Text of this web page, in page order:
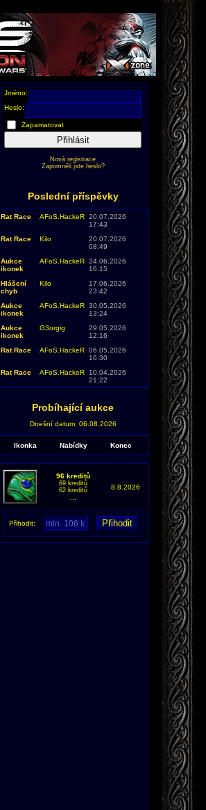
Jméno:
Heslo:
Zapamatovat
Přihlásit
Nová registrace
Zapomněli jste heslo?
Poslední příspěvky
Rat Race AFoS.HackeR 20.07.2026
17:43
Rat Race
Kilo
20.07.2026
08:49
Aukce
ikonek
AFoS.HackeR 24.06.2026
16:15
Hlášení
chyb
Kilo
17.06.2026
23:42
Aukce
ikonek
AFoS.HackeR 30.05.2026
13:24
Aukce
ikonek
G3orgig
29.05.2026
12:16
Rat Race
AFoS.HackeR 06.05.2026
16:30
Rat Race
AFoS.HackeR
10.04.2026
21:22
Probíhající aukce
Dnešní datum: 06.08.2026
Ikonka Nabídky Konec
96 kreditů
69 kreditů
62 kreditů
8.8.2026
Přihodit: